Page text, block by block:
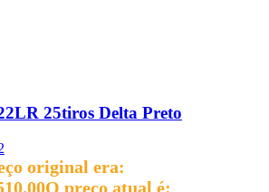
25tiros Delta Preto
original era:
O preço atual é: